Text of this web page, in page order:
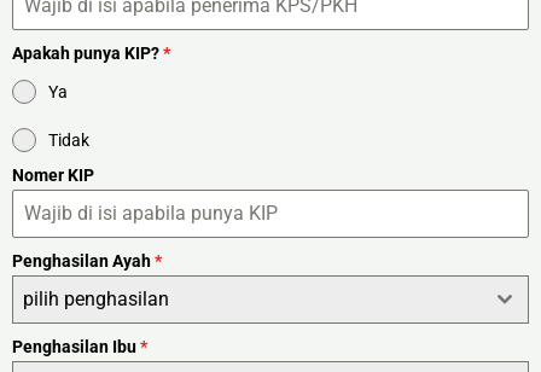
Apakah punya KIP?*
Ya
Tidak
Nomer KIP
Penghasilan Ayah*
pilih penghasilan
Penghasilan Ibu*